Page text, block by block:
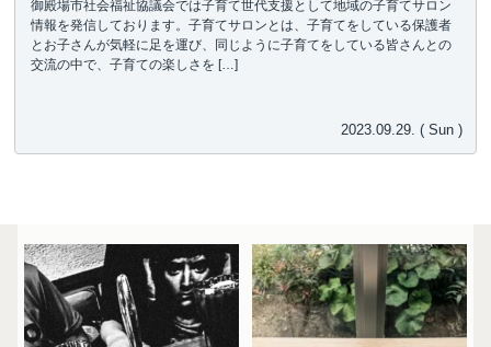
御殿場市社会福祉協議会では子育て世代支援として地域の子育てサロン
情報を発信しております。子育てサロンとは、子育てをしている保護者
とお子さんが気軽に足を運び、同じように子育てをしている皆さんとの
交流の中で、子育ての楽しさを […]
2023.09.29. ( Sun )